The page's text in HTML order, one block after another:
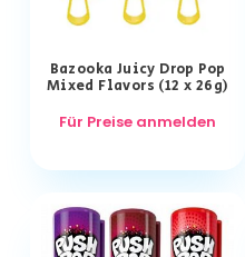
Bazooka Juicy Drop Pop
Mixed Flavors (12 x 26g)
Für Preise anmelden